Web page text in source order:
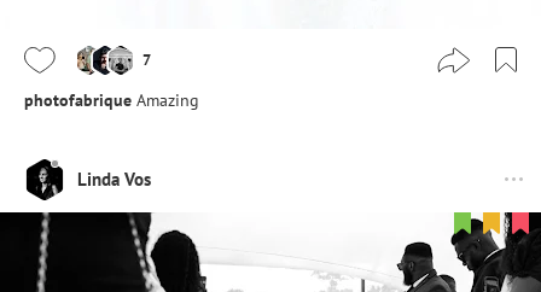
7
photofabrique Amazing
Linda Vos